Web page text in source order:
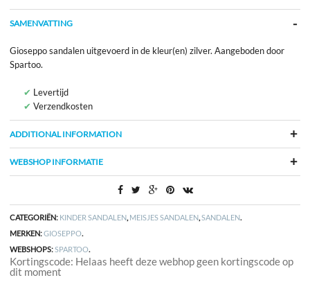
SAMENVATTING
Gioseppo sandalen uitgevoerd in de kleur(en) zilver. Aangeboden door
Spartoo.
Levertijd
Verzendkosten
ADDITIONAL INFORMATION
WEBSHOP INFORMATIE
CATEGORIËN: KINDER SANDALEN, MEISJES SANDALEN,SANDALEN.
MERKEN:GIOSEPPO.
WEBSHOPS:SPARTOO.
Kortingscode: Helaas heeft deze webhop geen kortingscode op
dit moment